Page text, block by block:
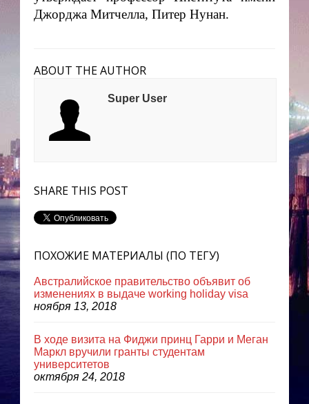
Джорджа Митчелла, Питер Нунан.
ABOUT THE AUTHOR
Super User
SHARE THIS POST
ПОХОЖИЕ МАТЕРИАЛЫ (ПО ТЕГУ)
Австралийское правительство объявит об
изменениях в выдаче working holiday visa
ноября 13, 2018
В ходе визита на Фиджи принц Гарри и Меган
Маркл вручили гранты студентам
университетов
октября 24, 2018